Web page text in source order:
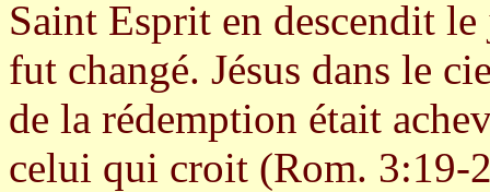
Saint Esprit en descendit
fut changé. Jésus dans le
de la rédemption était
celui qui croit (Rom. 3:19-